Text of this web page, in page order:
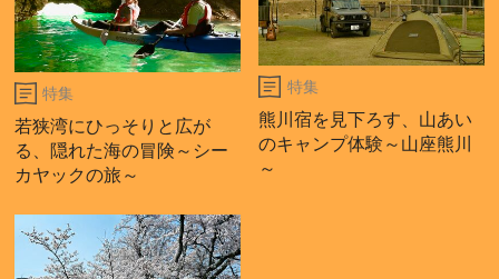
特集
若狭湾にひっそりと広が
る、隠れた海の冒険～シー
カヤックの旅～
特集
熊川宿を見下ろす、山あい
のキャンプ体験～山座熊川
～